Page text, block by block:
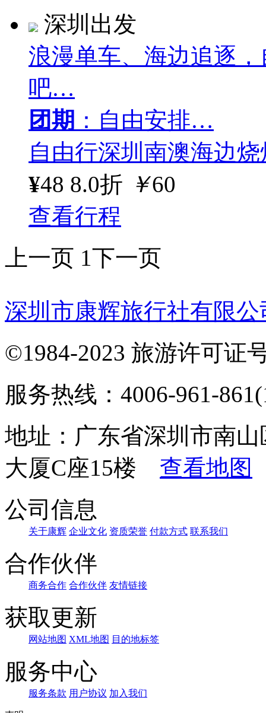
深圳出发
浪漫单车、海边追逐
吧…
团期 ：自由安排…
自由行深圳南澳海边
¥48 8.0折 ￥60
查看行程
上一页 1下一页
深圳市康辉旅行社有限
©1984-2023 旅游许可证
服务热线：4006-961-
地址：广东省深圳市南
大厦C座15楼 查看地图
公司信息
关于康辉 企业文化 资质荣誉 付款方式 联系我们
合作伙伴
商务合作 合作伙伴 友情链接
获取更新
网站地图 XML地图 目的地标签
服务中心
服务条款 用户协议 加入我们